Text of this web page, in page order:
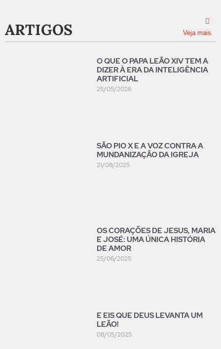
ARTIGOS Veja mais
O QUE O PAPA LEÃO XIV TEM A
DIZER À ERA DA INTELIGÊNCIA
ARTIFICIAL
25/05/2026
SÃO PIO X E A VOZ CONTRA A
MUNDANIZAÇÃO DA IGREJA
21/08/2025
OS CORAÇÕES DE JESUS, MARIA
E JOSÉ: UMA ÚNICA HISTÓRIA
DE AMOR
25/06/2025
E EIS QUE DEUS LEVANTA UM
LEÃO!
08/05/2025